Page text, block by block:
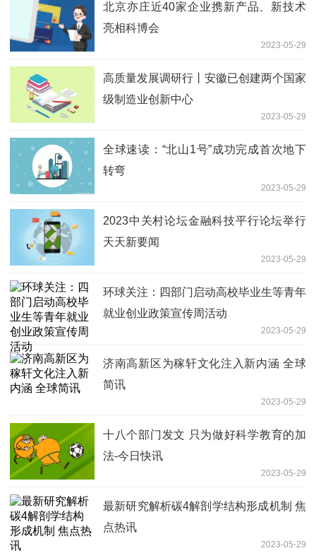
北京亦庄近40家企业携新产品、新技术
亮相科博会
2023-05-29
高质量发展调研行丨安徽已创建两个国家
级制造业创新中心
2023-05-29
全球速读：“北山1号”成功完成首次地下
转弯
2023-05-29
2023中关村论坛金融科技平行论坛举行
天天新要闻
2023-05-29
环球关注：四部门启动高校毕业生等青年
就业创业政策宣传周活动
2023-05-29
济南高新区为稼轩文化注入新内涵 全球
简讯
2023-05-29
十八个部门发文 只为做好科学教育的加
法-今日快讯
2023-05-29
最新研究解析碳4解剖学结构形成机制 焦
点热讯
2023-05-29